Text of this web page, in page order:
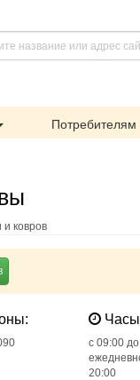
Потребителям
ковров
Часы
c 09:00
20:00